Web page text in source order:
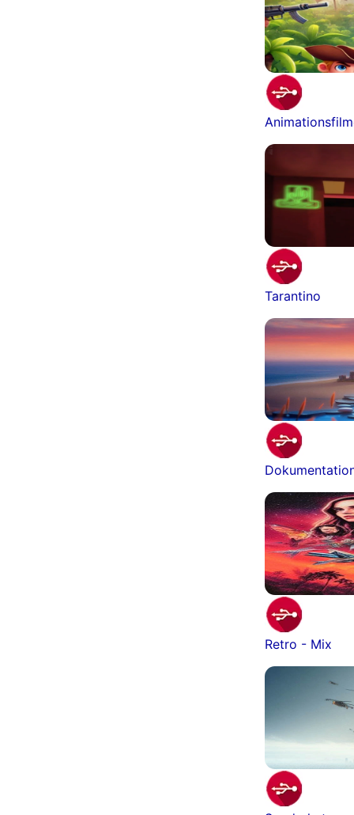
Tarantino
Retro - Mix